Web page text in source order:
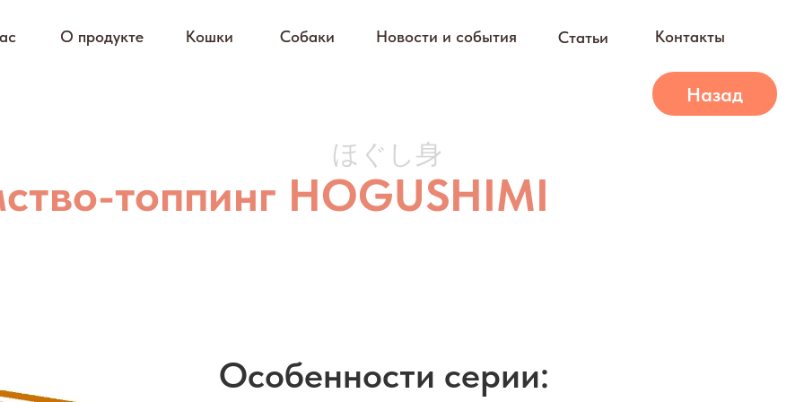
Кошки
Кошки Собаки
Собаки Новости и события
О продукте Новости и события
О продукте Контакты
Контакты
Статьи
Статьи
топпинг HOGUSHIMI
ほぐし身
Назад
Особенности серии: